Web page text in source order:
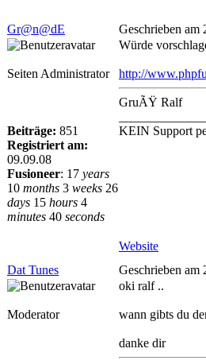
Gr@n@dE Geschrieben am
Seiten Administrator
Beiträge: 851
Registriert am:
09.09.08
Fusioneer: 17 years
10 months 3 weeks 26
days 15 hours 4
minutes 40 seconds
Würde
http://
GruÃŸ Ralf
KEIN Support
Website
Dat Tunes
Geschrieben am
Moderator
oki ralf ..
wann gibts du
danke dir